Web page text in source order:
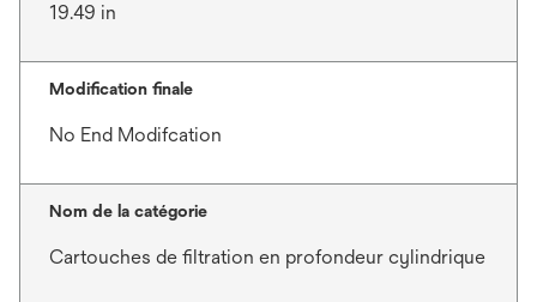
19.49 in
Modification finale
No End Modifcation
Nom de la catégorie
Cartouches de filtration en profondeur cylindrique